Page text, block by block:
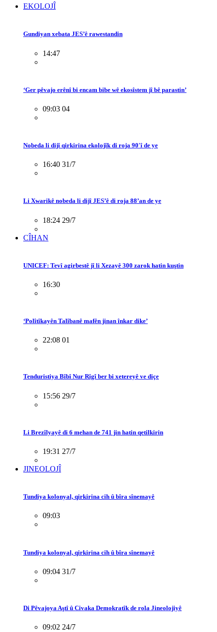
EKOLOJÎ
Gundiyan xebata JES’ê rawestandin
14:47
‘Ger pêvajo erênî bi encam bibe wê ekosîstem jî bê parastin’
09:03 04
Nobeda li dijî qirkirina ekolojîk di roja 90'î de ye
16:40 31/7
Li Xwarikê nobeda li dijî JES’ê di roja 88’an de ye
18:24 29/7
CÎHAN
UNICEF: Tevî agirbestê jî li Xezayê 300 zarok hatin kuştin
16:30
‘Polîtîkayên Talîbanê mafên jinan înkar dike’
22:08 01
Tenduristiya Bîbî Nur Rîgî ber bi xetereyê ve diçe
15:56 29/7
Li Brezîlyayê di 6 mehan de 741 jin hatin qetilkirin
19:31 27/7
JINEOLOJÎ
Tundiya kolonyal, qirkirina cih û bîra sînemayê
09:03
Tundiya kolonyal, qirkirina cih û bîra sînemayê
09:04 31/7
Di Pêvajoya Aştî û Civaka Demokratîk de rola Jineolojiyê
09:02 24/7